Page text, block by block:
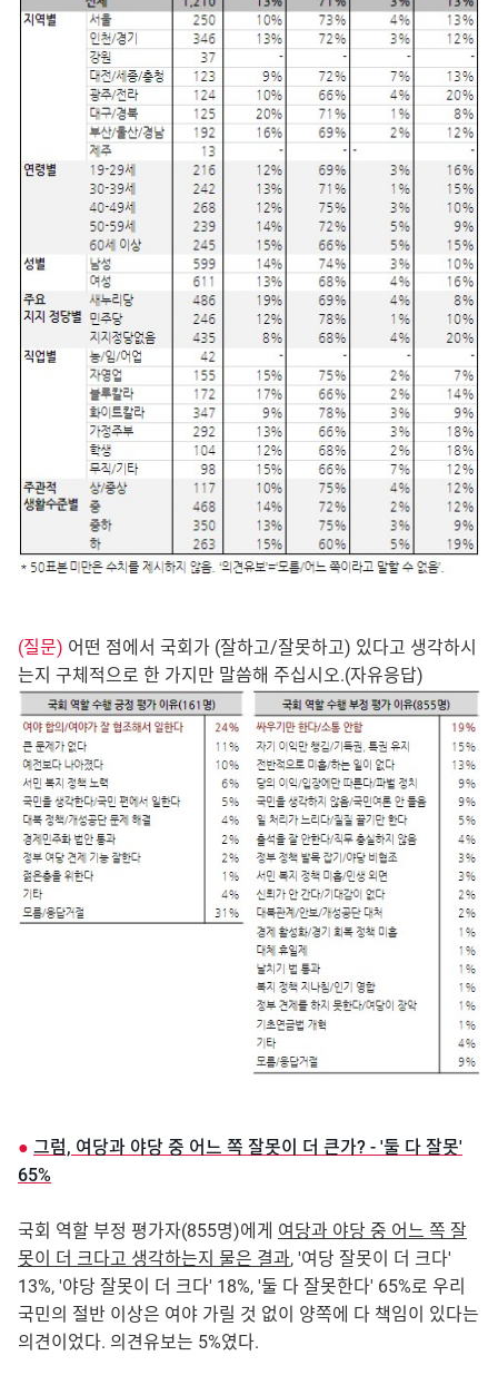
(질문) 어떤 점에서 국회가 (잘하고/잘못하고) 있다고 생각하시
는지 구체적으로 한 가지만 말씀해 주십시오.(자유응답)
● 그럼, 여당과 야당 중 어느 쪽 잘못이 더 큰가? - '둘 다 잘못'
65%
국회 역할 부정 평가자(855명)에게 여당과 야당 중 어느 쪽 잘
못이 더 크다고 생각하는지 물은 결과, '여당 잘못이 더 크다'
13%, '야당 잘못이 더 크다' 18%, '둘 다 잘못한다' 65%로 우리
국민의 절반 이상은 여야 가릴 것 없이 양쪽에 다 책임이 있다는
의견이었다. 의견유보는 5%였다.